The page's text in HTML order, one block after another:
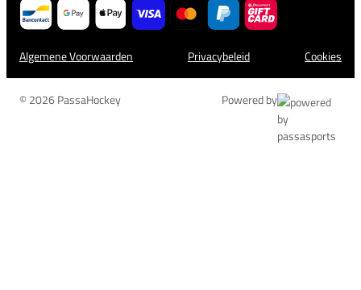
Algemene Voorwaarden Privacybeleid Cookies
© 2026 PassaHockey Powered by